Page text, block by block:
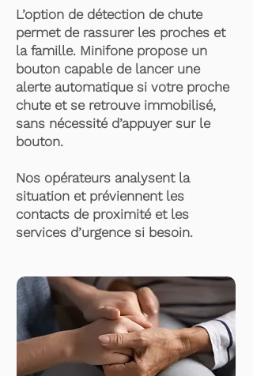
L’option de détection de chute
permet de rassurer les proches et
la famille. Minifone propose un
bouton capable de lancer une
alerte automatique si votre proche
chute et se retrouve immobilisé,
sans nécessité d’appuyer sur le
bouton.
Nos opérateurs analysent la
situation et préviennent les
contacts de proximité et les
services d’urgence si besoin.